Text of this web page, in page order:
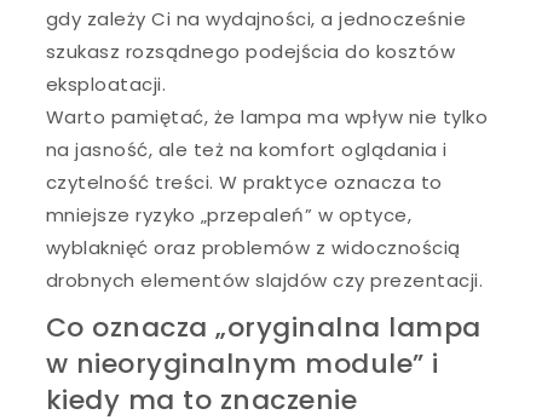
gdy zależy Ci na wydajności, a jednocześnie
szukasz rozsądnego podejścia do kosztów
eksploatacji.
Warto pamiętać, że lampa ma wpływ nie tylko
na jasność, ale też na komfort oglądania i
czytelność treści. W praktyce oznacza to
mniejsze ryzyko „przepaleń” w optyce,
wyblaknięć oraz problemów z widocznością
drobnych elementów slajdów czy prezentacji.
Co oznacza „oryginalna lampa
w nieoryginalnym module” i
kiedy ma to znaczenie